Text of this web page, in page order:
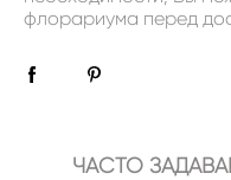
флорариума перед
ЧАСТО